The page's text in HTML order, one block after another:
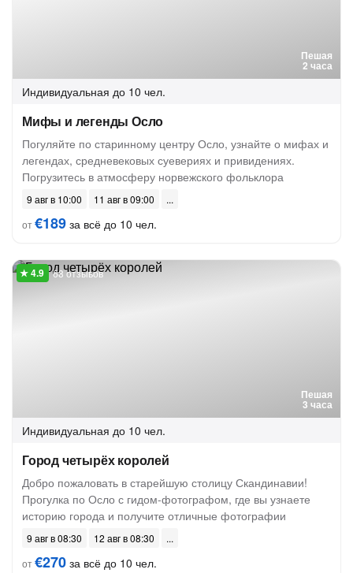
Пешая
2 часа
Индивидуальная до 10 чел.
Мифы и легенды Осло
Погуляйте по старинному центру Осло, узнайте о мифах и
легендах, средневековых суевериях и привидениях.
Погрузитесь в атмосферу норвежского фольклора
9 авг в 10:00
11 авг в 09:00
от€189 за всё до 10 чел.
Пешая
3 часа
68 отзывов
Индивидуальная до 10 чел.
Город четырёх королей
Добро пожаловать в старейшую столицу Скандинавии!
Прогулка по Осло с гидом-фотографом, где вы узнаете
историю города и получите отличные фотографии
9 авг в 08:30
12 авг в 08:30
от€270 за всё до 10 чел.